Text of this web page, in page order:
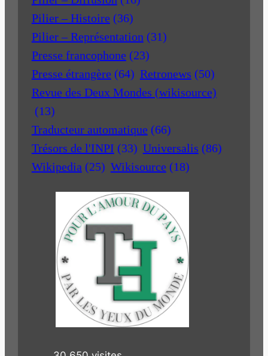
Pilier – Histoire (36)
Pilier – Représentation (31)
Presse francophone (23)
Presse étrangère (64) Retronews (50)
Revue des Deux Mondes (wikisource)
(13)
Traducteur automatique (66)
Trésors de l'INPI (33) Universalis (86)
Wikipedia (25) Wikisource (18)